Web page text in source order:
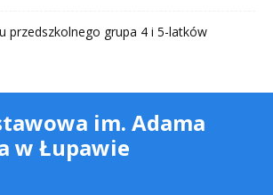
przedszkolnego grupa 4 i 5-latków
im. Adama
w Łupawie